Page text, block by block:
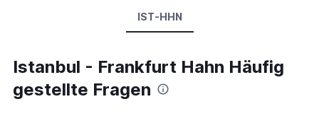
IST-HHN
Istanbul - Frankfurt Hahn Häufig
gestellte Fragen